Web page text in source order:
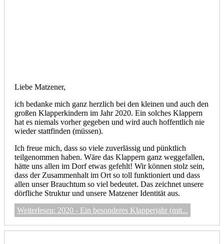
Liebe Matzener,
ich bedanke mich ganz herzlich bei den kleinen und auch den
großen Klapperkindern im Jahr 2020. Ein solches Klappern
hat es niemals vorher gegeben und wird auch hoffentlich nie
wieder stattfinden (müssen).
Ich freue mich, dass so viele zuverlässig und pünktlich
teilgenommen haben. Wäre das Klappern ganz weggefallen,
hätte uns allen im Dorf etwas gefehlt! Wir können stolz sein,
dass der Zusammenhalt im Ort so toll funktioniert und dass
allen unser Brauchtum so viel bedeutet. Das zeichnet unsere
dörfliche Struktur und unsere Matzener Identität aus.
Weiterlesen: 2020 - Ein besonderes Klapperjahr (mit...